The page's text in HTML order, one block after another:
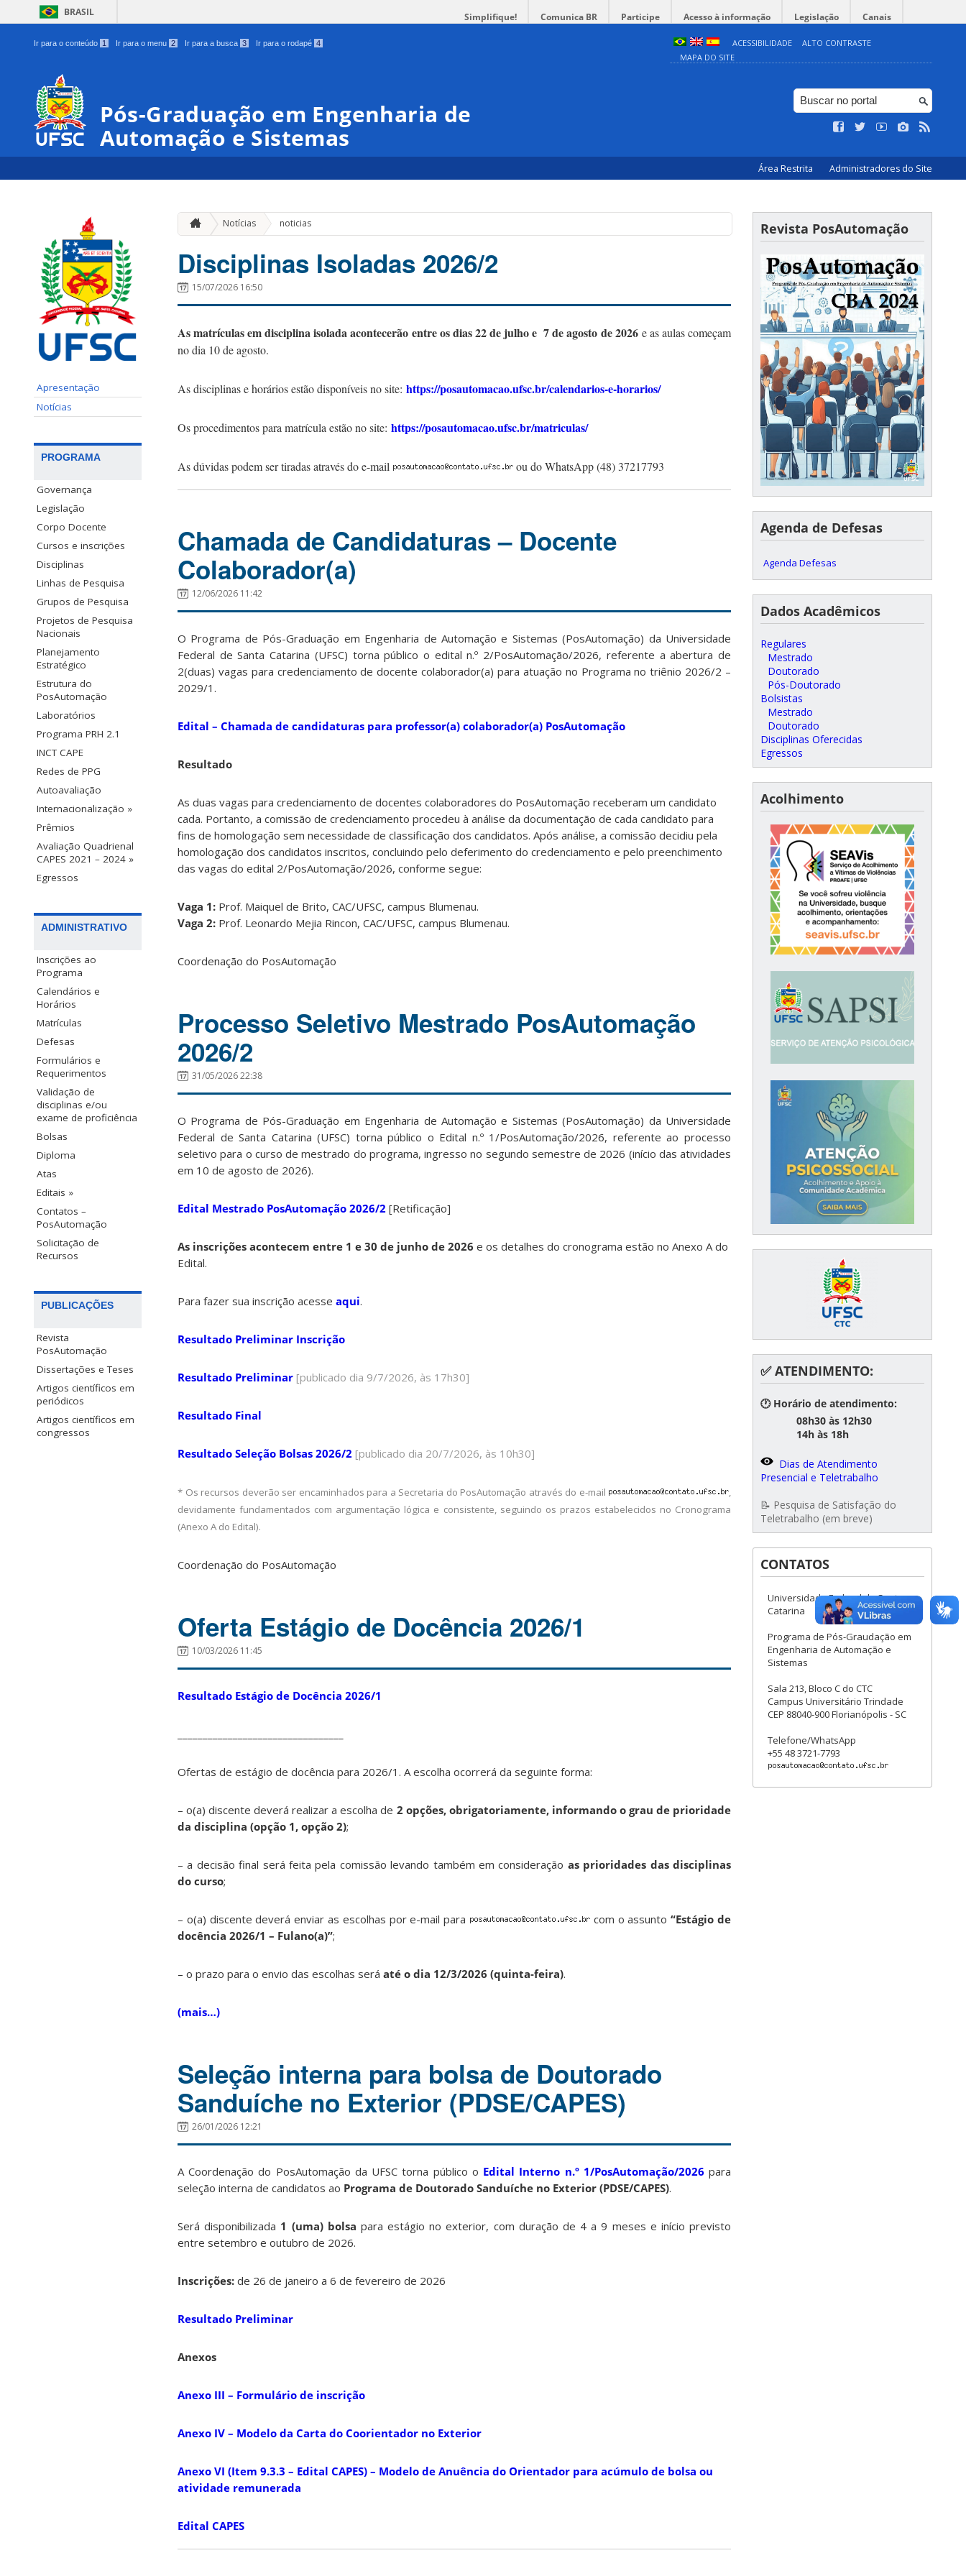
BRASIL Simplifique! Comunica BR Participe Acesso à informação Legislação Canais
Ir para o conteúdo 1 Ir para o menu 2 Ir para a busca 3 Ir para o rodapé 4 ACESSIBILIDADE
ALTO CONTRASTE
MAPA DO SITE
Pós-Graduação em Engenharia de
Automação e Sistemas
Área Restrita Administradores do Site
Apresentação
Notícias
PROGRAMA
Governança
Legislação
Corpo Docente
Cursos e inscrições
Disciplinas
Linhas de Pesquisa
Grupos de Pesquisa
Projetos de Pesquisa
Nacionais
Planejamento
Estratégico
Estrutura do
PosAutomação
Laboratórios
Programa PRH 2.1
INCT CAPE
Redes de PPG
Autoavaliação
Internacionalização »
Prêmios
Avaliação Quadrienal
CAPES 2021 – 2024 »
Egressos
ADMINISTRATIVO
Inscrições ao
Programa
Calendários e
Horários
Matrículas
Defesas
Formulários e
Requerimentos
Validação de
disciplinas e/ou
exame de proficiência
Bolsas
Diploma
Atas
Editais »
Contatos –
PosAutomação
Solicitação de
Recursos
PUBLICAÇÕES
Revista
PosAutomação
Dissertações e Teses
Artigos científicos em
periódicos
Artigos científicos em
congressos
Notícias noticias
Disciplinas Isoladas 2026/2
15/07/2026 16:50
As matrículas em disciplina isolada acontecerão entre os dias 22 de julho e 7 de agosto de 2026e as aulas começam
no dia 10 de agosto.
As disciplinas e horários estão disponíveis no site: https://posautomacao.ufsc.br/calendarios-e-horarios/
Os procedimentos para matrícula estão no site: https://posautomacao.ufsc.br/matriculas/
As dúvidas podem ser tiradas através do e-mail ou do WhatsApp (48) 37217793
Chamada de Candidaturas – Docente
Colaborador(a)
12/06/2026 11:42
O Programa de Pós-Graduação em Engenharia de Automação e Sistemas (PosAutomação) da Universidade
Federal de Santa Catarina (UFSC) torna público o edital n.º 2/PosAutomação/2026, referente a abertura de
2(duas) vagas para credenciamento de docente colaborador(a) para atuação no Programa no triênio 2026/2 –
2029/1 .
Edital – Chamada de candidaturas para professor(a) colaborador(a) PosAutomação
Resultado
As duas vagas para credenciamento de docentes colaboradores do PosAutomação receberam um candidato
cada. Portanto, a comissão de credenciamento procedeu à análise da documentação de cada candidato para
fins de homologação sem necessidade de classificação dos candidatos. Após análise, a comissão decidiu pela
homologação dos candidatos inscritos, concluindo pelo deferimento do credenciamento e pelo preenchimento
das vagas do edital 2/PosAutomação/2026, conforme segue:
Vaga 1: Prof. Maiquel de Brito, CAC/UFSC, campus Blumenau.
Vaga 2: Prof. Leonardo Mejia Rincon, CAC/UFSC, campus Blumenau.
Coordenação do PosAutomação
Processo Seletivo Mestrado PosAutomação
2026/2
31/05/2026 22:38
O Programa de Pós-Graduação em Engenharia de Automação e Sistemas (PosAutomação) da Universidade
Federal de Santa Catarina (UFSC) torna público o Edital n.º 1/PosAutomação/2026, referente ao processo
seletivo para o curso de mestrado do programa, ingresso no segundo semestre de 2026 (início das atividades
em 10 de agosto de 2026).
Edital Mestrado PosAutomação 2026/2 [Retificação]
As inscrições acontecem entre 1 e 30 de junho de 2026 e os detalhes do cronograma estão no Anexo A do
Edital.
Para fazer sua inscrição acesse aqui.
Resultado Preliminar Inscrição
Resultado Preliminar [publicado dia 9/7/2026, às 17h30]
Resultado Final
Resultado Seleção Bolsas 2026/2 [publicado dia 20/7/2026, às 10h30]
* Os recursos deverão ser encaminhados para a Secretaria do PosAutomação através do e-mail
,
devidamente fundamentados com argumentação lógica e consistente, seguindo os prazos estabelecidos no Cronograma
(Anexo A do Edital).
Coordenação do PosAutomação
Oferta Estágio de Docência 2026/1
10/03/2026 11:45
Resultado Estágio de Docência 2026/1
Ofertas de estágio de docência para 2026/1. A escolha ocorrerá da seguinte forma:
– o(a) discente deverá realizar a escolha de 2 opções, obrigatoriamente, informando o grau de prioridade
da disciplina (opção 1, opção 2);
– a decisão final será feita pela comissão levando também em consideração as prioridades das disciplinas
do curso;
– o(a) discente deverá enviar as escolhas por e-mail para com o assunto“Estágio de
docência 2026/1 – Fulano(a)”;
– o prazo para o envio das escolhas será até o dia 12/3/2026 (quinta-feira).
(mais…)
Seleção interna para bolsa de Doutorado
Sanduíche no Exterior (PDSE/CAPES)
26/01/2026 12:21
A Coordenação do PosAutomação da UFSC torna público o Edital Interno n.º 1/PosAutomação/2026 para
seleção interna de candidatos ao Programa de Doutorado Sanduíche no Exterior (PDSE/CAPES).
Será disponibilizada 1 (uma) bolsa para estágio no exterior, com duração de 4 a 9 meses e início previsto
entre setembro e outubro de 2026.
Inscrições: de 26 de janeiro a 6 de fevereiro de 2026
Resultado Preliminar
Anexos
Anexo III – Formulário de inscrição
Anexo IV – Modelo da Carta do Coorientador no Exterior
Anexo VI (Item 9.3.3 – Edital CAPES) – Modelo de Anuência do Orientador para acúmulo de bolsa ou
atividade remunerada
Edital CAPES
Revista PosAutomação
Agenda de Defesas
Agenda Defesas
Dados Acadêmicos
Regulares
Mestrado
Doutorado
Pós-Doutorado
Bolsistas
Mestrado
Doutorado
Disciplinas Oferecidas
Egressos
Acolhimento
✅ ATENDIMENTO:
🕐 Horário de atendimento:
08h30 às 12h30
14h às 18h
Dias de Atendimento
Presencial e Teletrabalho
📝 Pesquisa de Satisfação do
Teletrabalho (em breve)
CONTATOS
Universidade Federal de Santa
Catarina
Programa de Pós-Graudação em
Engenharia de Automação e
Sistemas
Sala 213, Bloco C do CTC
Campus Universitário Trindade
CEP 88040-900 Florianópolis - SC
Telefone/WhatsApp
+55 48 3721-7793